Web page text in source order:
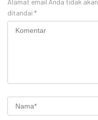
ditandai *